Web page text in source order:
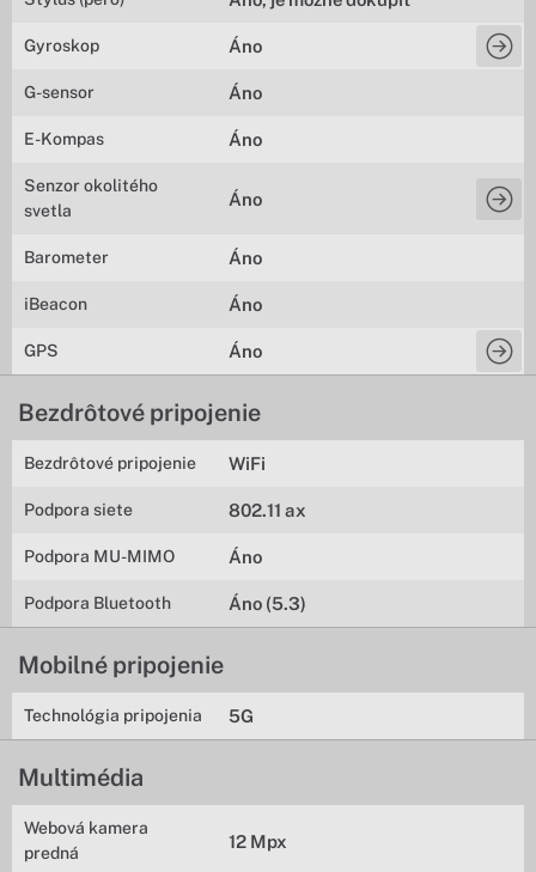
Gyroskop Áno
G-sensor Áno
E-Kompas Áno
Senzor okolitého
svetla
Áno
Barometer Áno
iBeacon Áno
GPS Áno
Bezdrôtové pripojenie
Bezdrôtové pripojenie WiFi
Podpora siete 802.11 ax
Podpora MU-MIMO Áno
Podpora Bluetooth Áno (5.3)
Mobilné pripojenie
Technológia pripojenia 5G
Multimédia
Webová kamera
predná
12 Mpx